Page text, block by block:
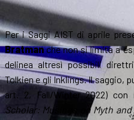
Per i Saggi AIST di aprile
Bratmanche non si limita a
delinea altresì possibili
Tolkien e gli Inklings. Il saggio,
art. 2, Fall/Winter 2022)
Scholar: Musings on Myth